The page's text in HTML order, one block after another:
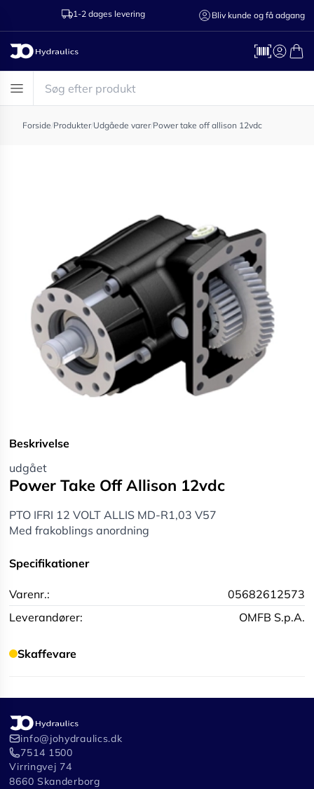
1-2 dages levering Ring til os
Bliv kunde og få adgang
Forside/Produkter/Udgåede varer/Power take off allison 12vdc
Beskrivelse
udgået
Power Take Off Allison 12vdc
PTO IFRI 12 VOLT ALLIS MD-R1,03 V57
Med frakoblings anordning
Specifikationer
Varenr.:
05682612573
Leverandører:
OMFB S.p.A.
Skaffevare
info@johydraulics.dk
7514 1500
Virringvej 74
8660 Skanderborg